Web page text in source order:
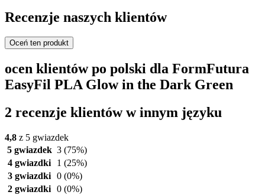
Recenzje naszych klientów
Oceń ten produkt
ocen klientów po polski dla FormFutura
EasyFil PLA Glow in the Dark Green
2 recenzje klientów w innym języku
4,8 z 5 gwiazdek
5 gwiazdek 3 (75%)
4 gwiazdki
1 (25%)
3 gwiazdki 0 (0%)
2 gwiazdki 0 (0%)